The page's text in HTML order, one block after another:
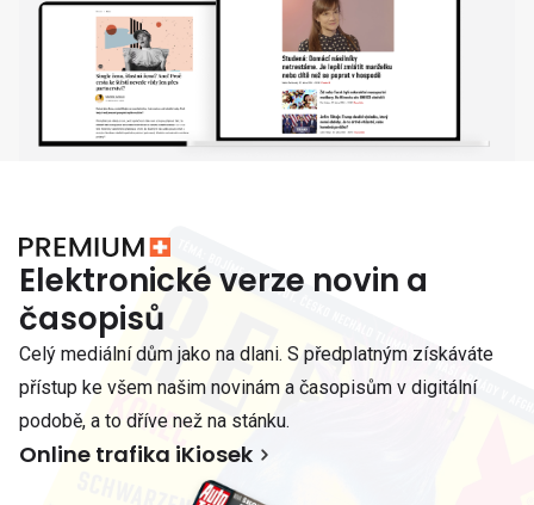
Elektronické verze novin a
časopisů
Celý mediální dům jako na dlani. S předplatným získáváte
přístup ke všem našim novinám a časopisům v digitální
podobě, a to dříve než na stánku.
Online trafika iKiosek